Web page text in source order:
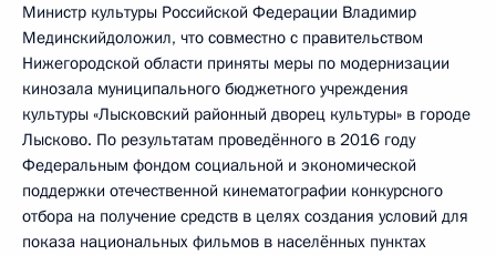
Министр культуры Российской Федерации Владимир
Мединскийдоложил, что совместно с правительством
Нижегородской области приняты меры по модернизации
кинозала муниципального бюджетного учреждения
культуры «Лысковский районный дворец культуры» в городе
Лысково. По результатам проведённого в 2016 году
Федеральным фондом социальной и экономической
поддержки отечественной кинематографии конкурсного
отбора на получение средств в целях создания условий для
показа национальных фильмов в населённых пунктах